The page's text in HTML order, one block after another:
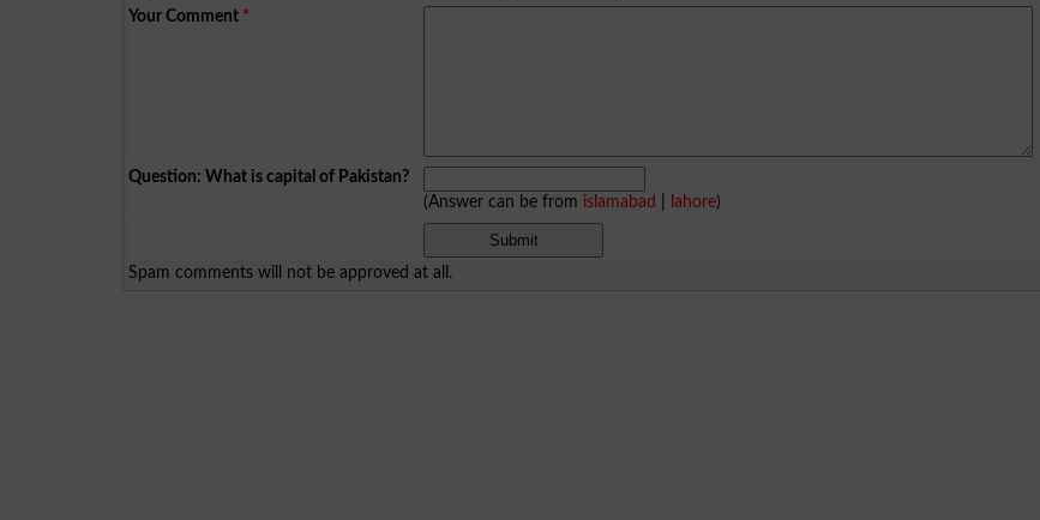
Your Comment *
Question: What is capital of Pakistan?
(Answer can be from islamabad lahore)
Spam comments will not be approved at all.